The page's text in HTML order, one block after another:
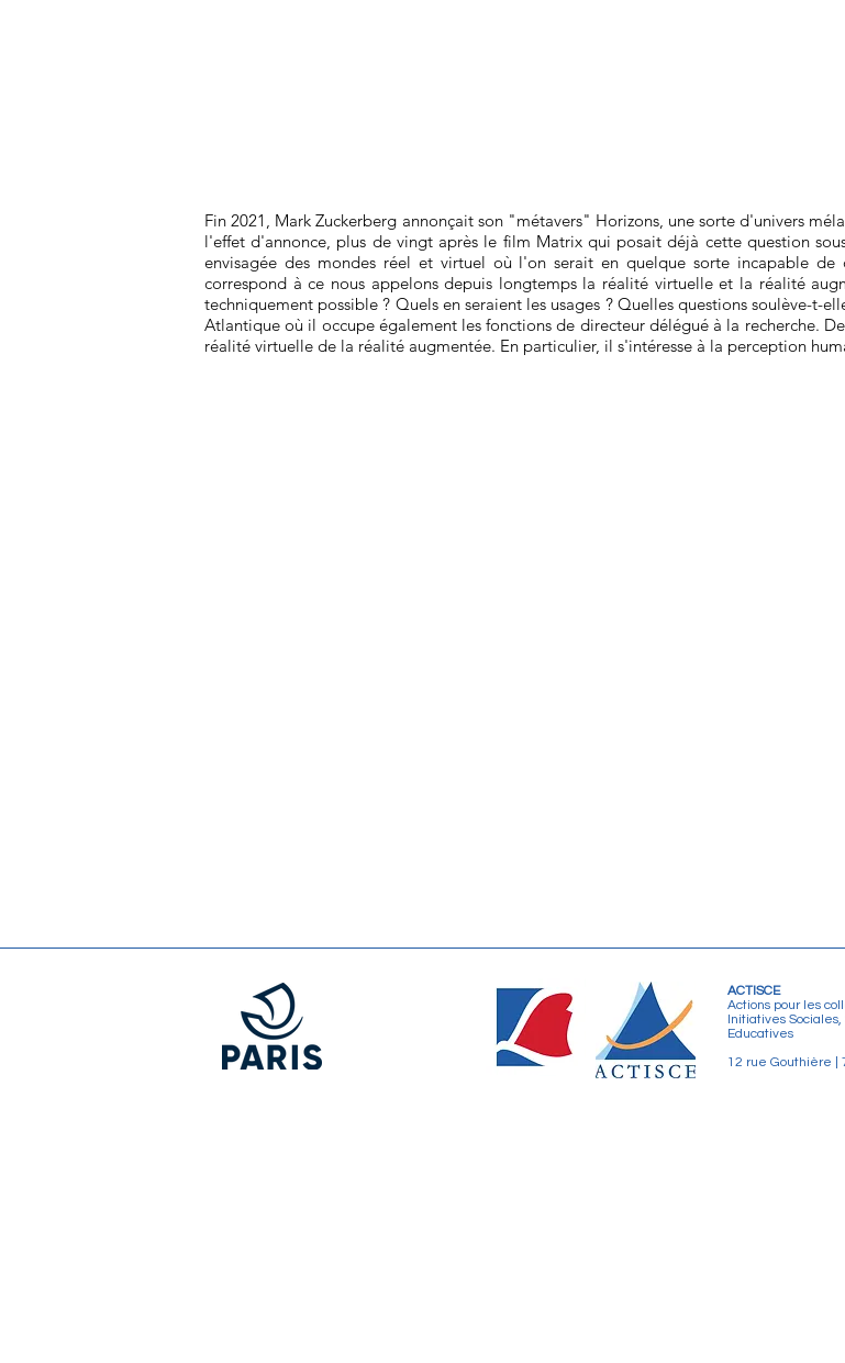
Fin 2021, Mark Zuckerberg annonçait son "métavers" Horizons, une sorte d'univers
l'effet d'annonce, plus de vingt après le film Matrix qui posait déjà cette question
envisagée des mondes réel et virtuel où l'on serait en quelque sorte incapable
correspond à ce nous appelons depuis longtemps la réalité virtuelle et la réalité
techniquement possible ? Quels en seraient les usages ? Quelles questions soulève-t-
Atlantique où il occupe également les fonctions de directeur délégué à la recherche.
réalité virtuelle de la réalité augmentée. En particulier, il s'intéresse à la perception
ACTISCE
Actions pour les
Initiatives
Educatives
12 rue Gouthière |